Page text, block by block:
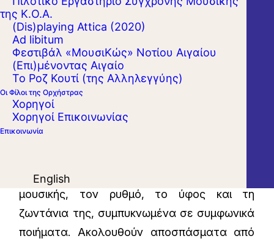
της Κ.Ο.Α.
(Dis)playing Attica (2020)
Ad libitum
Φεστιβάλ «ΜουσιΚώς» Νοτίου Αιγαίου
(Επι)μένοντας Αιγαίο
Το Ροζ Κουτί (της Αλληλεγγύης)
Οι Φίλοι της Ορχήστρας
Χορηγοί
Χορηγοί Επικοινωνίας
Επικοινωνία
English
Μετά την κυκλοφορία του Νεοκλασικού
Σκαλκώτα (αρ. καταλόγου: 8.574154) τον
Φεβρουάριο του 2020, μπαίνουμε ξανά στο
ιδιότυπο σύμπαν του συνθέτη,
ερμηνεύοντας τρία ανεκτίμητα γραπτά του.
Η αρχή γίνεται με την Πρώτη σειρά
από τους δημοφιλείς 36 Ελληνικούς Χορούς.
που περιέχει την πεμπτουσία της ελληνικής
μουσικής, τον ρυθμό, το ύφος και τη
ζωντάνια της, συμπυκνωμένα σε συμφωνικά
ποιήματα. Ακολουθούν αποσπάσματα από